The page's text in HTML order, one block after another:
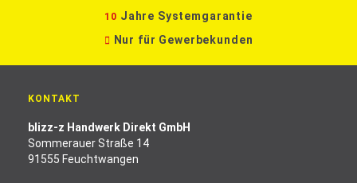
10 Jahre Systemgarantie
Nur für Gewerbekunden
KONTAKT
blizz-z Handwerk Direkt GmbH
Sommerauer Straße 14
91555 Feuchtwangen